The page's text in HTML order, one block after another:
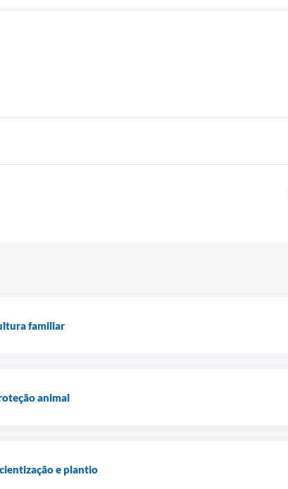
familiar
animal
e plantio